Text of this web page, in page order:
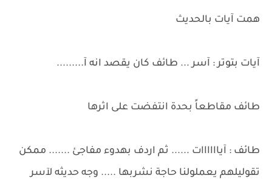
همت آيات بالحديث
آيات بتوتر : آسر ... طائف كان يقصد انه آ.........
طائف مقاطعاً بحدة انتفضت على اثرها
طائف : آياااااات ...... ثم اردف بهدوء مفاجئ ....... ممكن
تقوليلهم يعملولنا حاجة نشربها ..... وجه حديثه لآسر